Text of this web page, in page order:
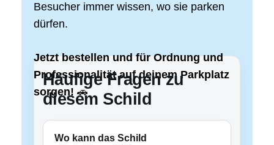
Besucher immer wissen, wo sie parken
dürfen.
Jetzt bestellen und für Ordnung und
Professionalität auf deinem Parkplatz
sorgen! 🚗
Häufige Fragen zu
diesem Schild
Wo kann das Schild